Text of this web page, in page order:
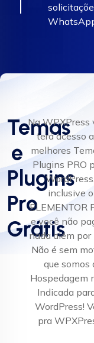
Temas
e
Plugins
Pro
Grátis
Na WPXPress
terá acesso
melhores
Plugins PRO
WordPress,
inclusive o
ELEMENTOR
e você não
nada além por
Não é sem
que somos
Hospedagem
Indicada
WordPress!
pra